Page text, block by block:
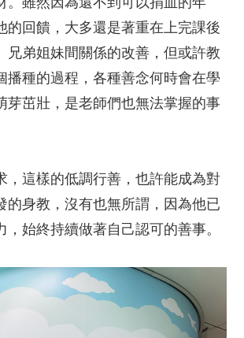
的回饋，大多還是著重在上完課後
兄弟姐妹間關係的改善，但或許教
播種的過程，各種善念何時會在學
芽茁壯，是老師們也無法掌握的事
，這樣的低調行善，也許能成為對
的身教，沒有也無所謂，因為他已
，始終持續做著自己認可的善事。